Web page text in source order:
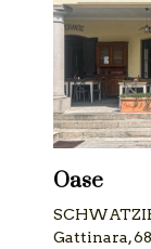
Oase
Gattinara,